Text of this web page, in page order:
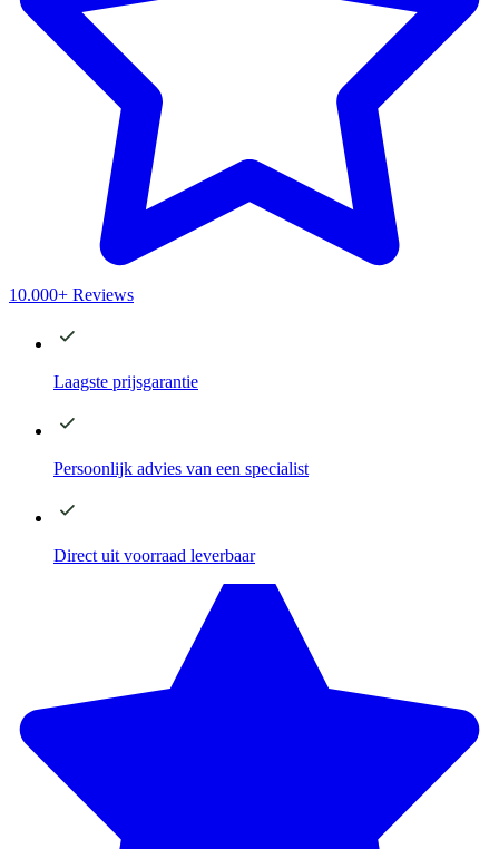
10.000+ Reviews
Laagste prijsgarantie
Persoonlijk advies van een specialist
Direct uit voorraad leverbaar